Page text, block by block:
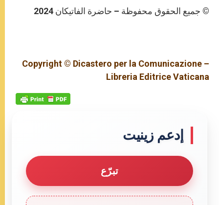
© جميع الحقوق محفوظة – حاضرة الفاتيكان 2024
Copyright © Dicastero per la Comunicazione –
Libreria Editrice Vaticana
إدعم زينيت
تبرّع